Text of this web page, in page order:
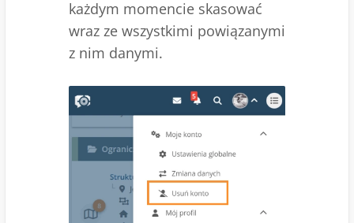
każdym momencie skasować
wraz ze wszystkimi powiązanymi
z nim danymi.